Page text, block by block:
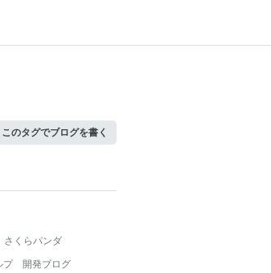
このタグでブログを書く
さくらパンダ
プ
開発ブログ